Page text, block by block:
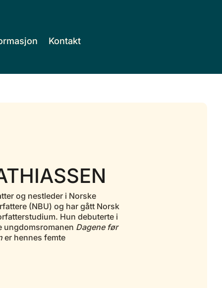
Kontakt
og nestleder i Norske
(NBU) og har gått Norsk
Hun debuterte i
ungdomsromanen Dagene før
er hennes femte